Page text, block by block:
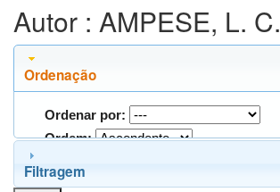
Autor : AMPESE, L. C.
Ordenação
Ordenar por:
Ordem:
Filtragem